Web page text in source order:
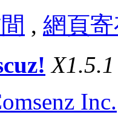
, 網頁
X1.5.1
Inc.